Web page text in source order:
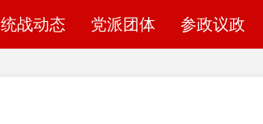
统战动态 党派团体 参政议政